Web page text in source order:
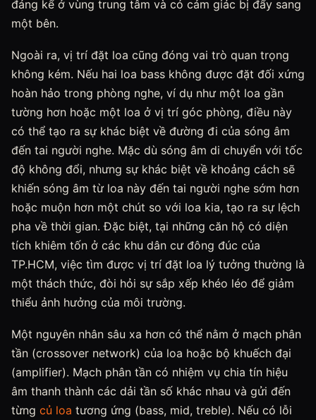
đáng kể ở vùng trung tâm và có cảm giác bị đẩy sang
một bên.
Ngoài ra, vị trí đặt loa cũng đóng vai trò quan trọng
không kém. Nếu hai loa bass không được đặt đối xứng
hoàn hảo trong phòng nghe, ví dụ như một loa gần
tường hơn hoặc một loa ở vị trí góc phòng, điều này
có thể tạo ra sự khác biệt về đường đi của sóng âm
đến tai người nghe. Mặc dù sóng âm di chuyển với tốc
độ không đổi, nhưng sự khác biệt về khoảng cách sẽ
khiến sóng âm từ loa này đến tai người nghe sớm hơn
hoặc muộn hơn một chút so với loa kia, tạo ra sự lệch
pha về thời gian. Đặc biệt, tại những căn hộ có diện
tích khiêm tốn ở các khu dân cư đông đúc của
TP.HCM, việc tìm được vị trí đặt loa lý tưởng thường là
một thách thức, đòi hỏi sự sắp xếp khéo léo để giảm
thiểu ảnh hưởng của môi trường.
Một nguyên nhân sâu xa hơn có thể nằm ở mạch phân
tần (crossover network) của loa hoặc bộ khuếch đại
(amplifier). Mạch phân tần có nhiệm vụ chia tín hiệu
âm thanh thành các dải tần số khác nhau và gửi đến
từng củ loa tương ứng (bass, mid, treble). Nếu có lỗi